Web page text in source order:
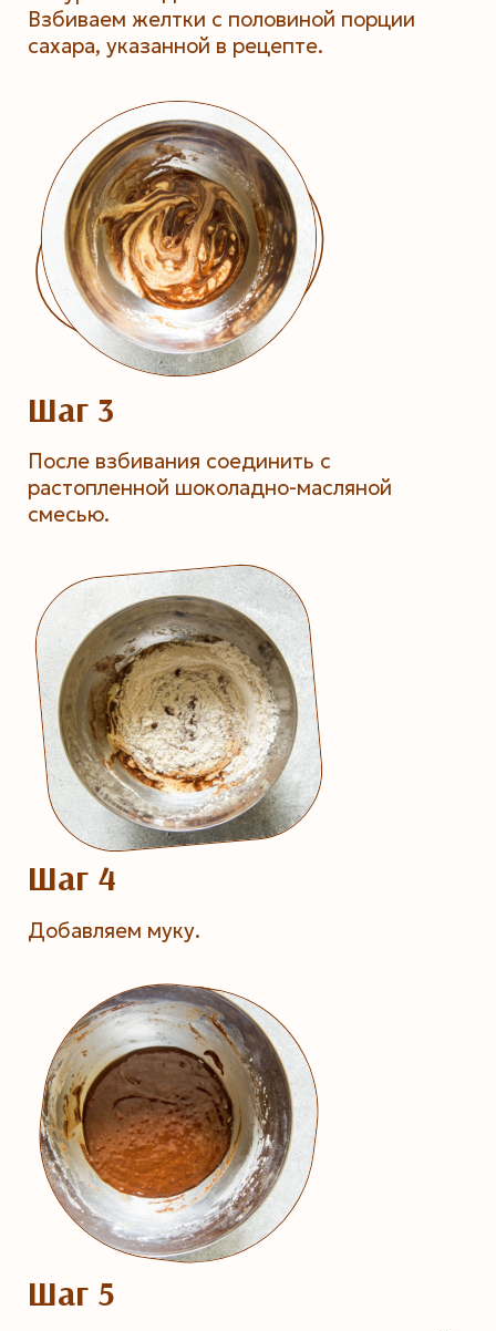
Взбиваем желтки с половиной порции
сахара, указанной в рецепте.
Шаг 3
После взбивания соединить с
растопленной шоколадно-масляной
смесью.
Шаг 4
Добавляем муку.
Шаг 5